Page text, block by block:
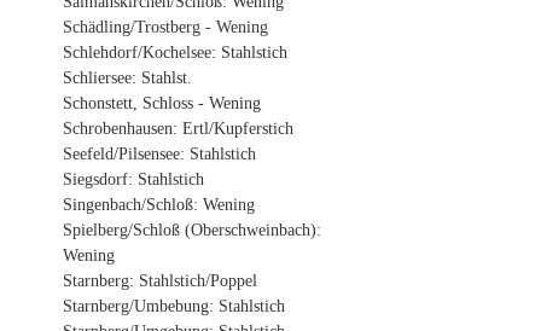
Schädling/Trostberg - Wening
Schlehdorf/Kochelsee: Stahlstich
Schliersee: Stahlst.
Schonstett, Schloss - Wening
Schrobenhausen: Ertl/Kupferstich
Seefeld/Pilsensee: Stahlstich
Siegsdorf: Stahlstich
Singenbach/Schloß: Wening
Spielberg/Schloß (Oberschweinbach):
Wening
Starnberg: Stahlstich/Poppel
Starnberg/Umbebung: Stahlstich